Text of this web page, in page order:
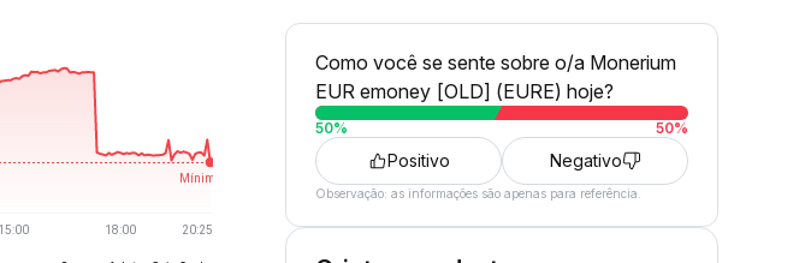
Como você se sente sobre o/a Monerium
EUR emoney [OLD] (EURE) hoje?
50% 50%
Positivo Negativo
Observação: as informações são apenas para referência.